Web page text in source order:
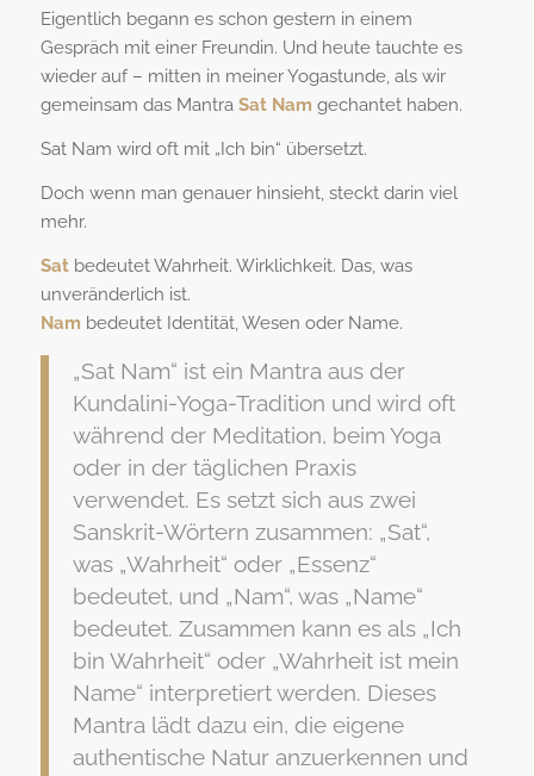
Eigentlich begann es schon gestern in einem
Gespräch mit einer Freundin. Und heute tauchte es
wieder auf – mitten in meiner Yogastunde, als wir
gemeinsam das Mantra Sat Nam gechantet haben.
Sat Nam wird oft mit „Ich bin“ übersetzt.
Doch wenn man genauer hinsieht, steckt darin viel
mehr.
Satbedeutet Wahrheit. Wirklichkeit. Das, was
unveränderlich ist.
Nam bedeutet Identität, Wesen oder Name.
„Sat Nam“ ist ein Mantra aus der
Kundalini-Yoga-Tradition und wird oft
während der Meditation, beim Yoga
oder in der täglichen Praxis
verwendet. Es setzt sich aus zwei
Sanskrit-Wörtern zusammen: „Sat“,
was „Wahrheit“ oder „Essenz“
bedeutet, und „Nam“, was „Name“
bedeutet. Zusammen kann es als „Ich
bin Wahrheit“ oder „Wahrheit ist mein
Name“ interpretiert werden. Dieses
Mantra lädt dazu ein, die eigene
authentische Natur anzuerkennen und